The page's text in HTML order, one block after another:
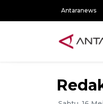
Antaranews